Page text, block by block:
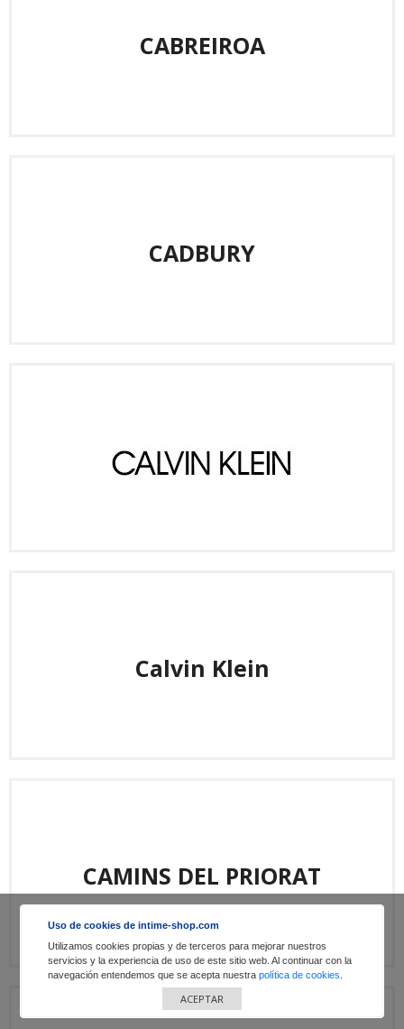
CABREIROA
CADBURY
Calvin Klein
CAMINS DEL PRIORAT
Uso de cookies de intime-shop.com
Utilizamos cookies propias y de terceros para mejorar nuestros
servicios y la experiencia de uso de este sitio web. Al continuar con la
navegación entendemos que se acepta nuestrapolítica de cookies
ACEPTAR